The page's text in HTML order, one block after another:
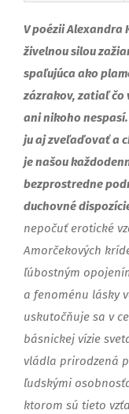
V poézii Alexandra
živelnou silou
spaľujúca ako
zázrakov, zatiaľ čo
ani nikoho
ju aj zveľaďovať a
je našou
bezprostredne
duchovné
nepočuť erotické
Amorčekových
ľúbostným
a fenoménu lásky
uskutočňuje sa v
básnickej vízie
vládla prirodzená
ľudskými
ktorom sú tieto